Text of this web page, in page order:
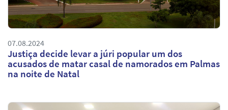
07.08.2024
Justiça decide levar a júri popular um dos
acusados de matar casal de namorados em Palmas
na noite de Natal